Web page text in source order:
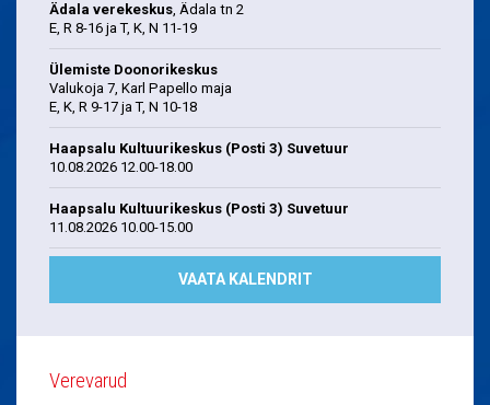
Ädala verekeskus, Ädala tn 2
E, R 8-16 ja T, K, N 11-19
Ülemiste Doonorikeskus
Valukoja 7, Karl Papello maja
E, K, R 9-17 ja T, N 10-18
Haapsalu Kultuurikeskus (Posti 3) Suvetuur
10.08.2026 12.00-18.00
Haapsalu Kultuurikeskus (Posti 3) Suvetuur
11.08.2026 10.00-15.00
VAATA KALENDRIT
Verevarud